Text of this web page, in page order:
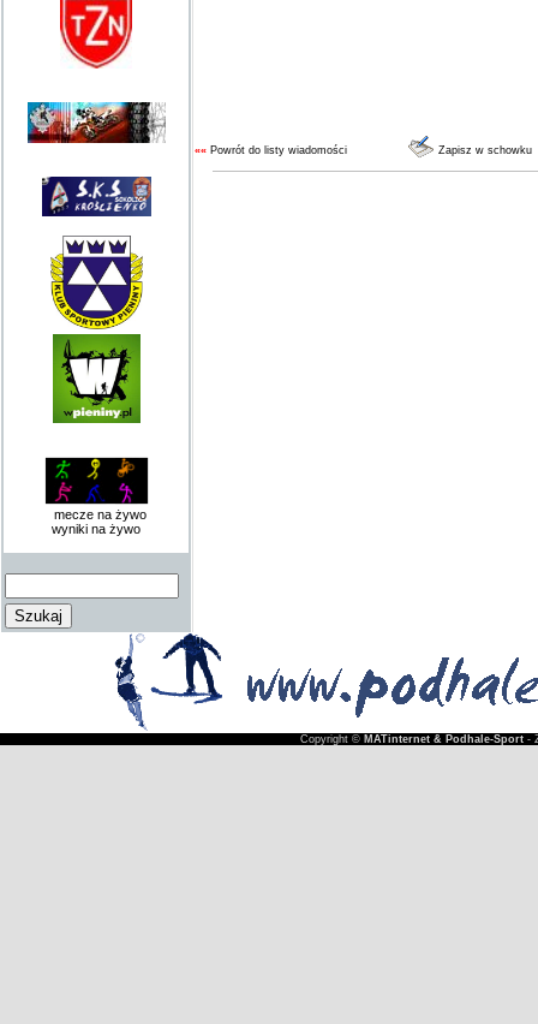
mecze na żywo
wyniki na żywo
«« Powrót do listy wiadomości Zapisz w schowku
Copyright © MATinternet & Podhale-Sport-